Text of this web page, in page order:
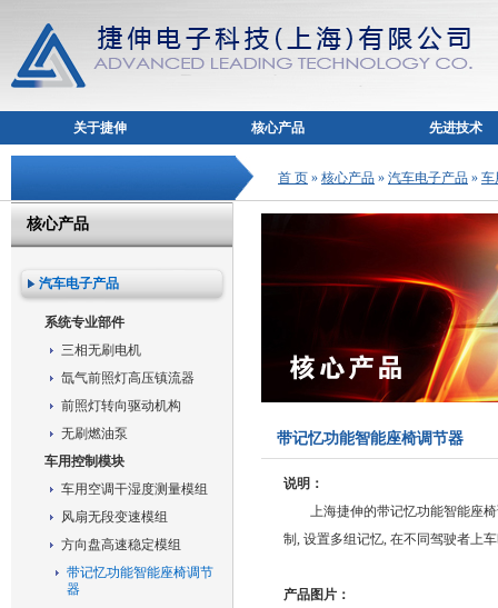
关于捷伸 核心产品 先进技术
首 页 » 核心产品 » 汽车电子产品 » 车
核心产品
汽车电子产品
系统专业部件
三相无刷电机
氙气前照灯高压镇流器
前照灯转向驱动机构
无刷燃油泵
车用控制模块
车用空调干湿度测量模组
风扇无段变速模组
方向盘高速稳定模组
带记忆功能智能座椅调节
器
带记忆功能智能座椅调节器
说明：
上海捷伸的带记忆功能智能座
制, 设置多组记忆, 在不同驾驶者上
产品图片：